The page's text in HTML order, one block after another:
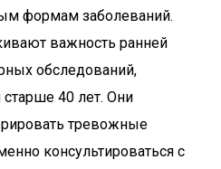
формам заболеваний.
важность ранней
обследований,
40 лет. Они
тревожные
консультироваться с